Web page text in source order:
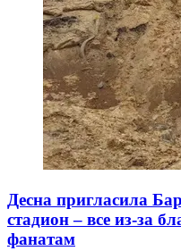
Десна пригласила
стадион – все из-за
фанатам